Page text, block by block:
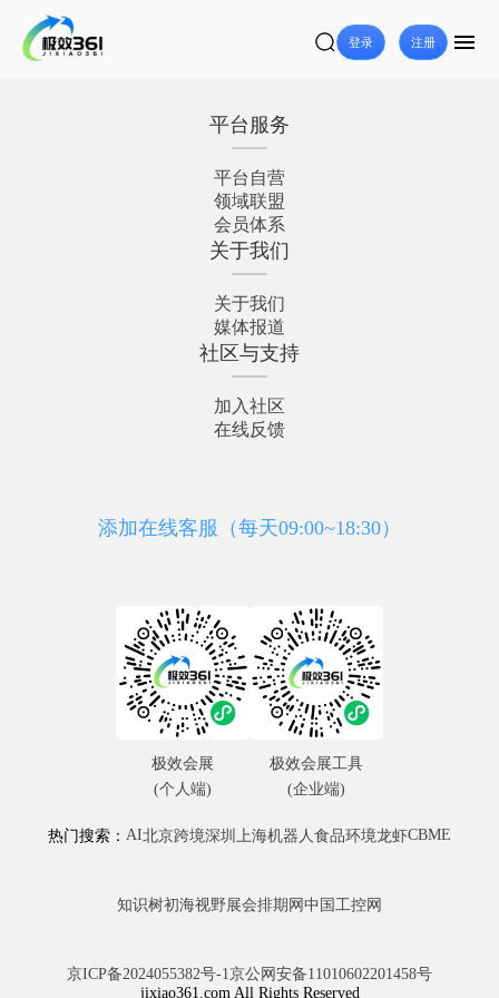
登录 注册
平台服务
平台自营
领域联盟
会员体系
关于我们
关于我们
媒体报道
社区与支持
加入社区
在线反馈
添加在线客服（每天09:00~18:30）
热门搜索： AI北京跨境深圳 上海机器人食品环境龙虾CBME
知识树初海视野展会排期网 中国工控网
京ICP备2024055382号-1京公网安备11010602201458号
jixiao361.com All Rights Reserved
极效会展
(个人端)
极效会展工具
(企业端)